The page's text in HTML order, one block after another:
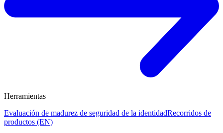
Herramientas
Evaluación de madurez de seguridad de la identidadRecorridos de
productos (EN)